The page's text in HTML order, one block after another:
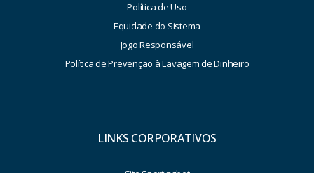
Política de Uso
Equidade do Sistema
Jogo Responsável
Política de Prevenção à Lavagem de Dinheiro
LINKS CORPORATIVOS